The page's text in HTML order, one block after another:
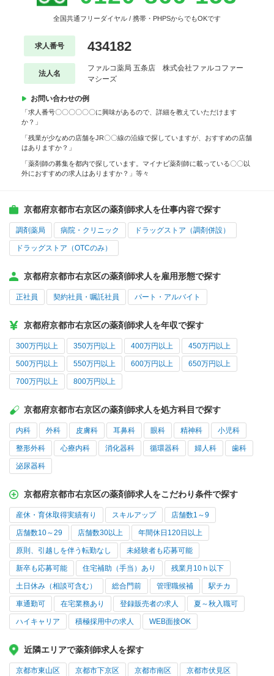
全国共通フリーダイヤル / 携帯・PHPSからでもOKです
求人番号 434182
法人名
ファルコ薬局 五条店 株式会社ファルコファー
マシーズ
お問い合わせの例
「求人番号〇〇〇〇〇〇に興味があるので、詳細を教えていただけます
か？」
「残業が少なめの店舗をJR〇〇線の沿線で探していますが、おすすめの店舗
はありますか？」
「薬剤師の募集を都内で探しています。マイナビ薬剤師に載っている〇〇以
外におすすめの求人はありますか？」等々
京都府京都市右京区の薬剤師求人を仕事内容で探す
調剤薬局 病院・クリニック ドラッグストア（調剤併設）
ドラッグストア（OTCのみ）
京都府京都市右京区の薬剤師求人を雇用形態で探す
正社員 契約社員・嘱託社員 パート・アルバイト
京都府京都市右京区の薬剤師求人を年収で探す
300万円以上 350万円以上 400万円以上 450万円以上
500万円以上 550万円以上 600万円以上 650万円以上
700万円以上 800万円以上
京都府京都市右京区の薬剤師求人を処方科目で探す
内科 外科 皮膚科 耳鼻科 眼科 精神科 小児科
整形外科 心療内科 消化器科 循環器科 婦人科 歯科
泌尿器科
京都府京都市右京区の薬剤師求人をこだわり条件で探す
産休・育休取得実績有り スキルアップ 店舗数1～9
店舗数10～29 店舗数30以上 年間休日120日以上
原則、引越しを伴う転勤なし 未経験者も応募可能
新卒も応募可能 住宅補助（手当）あり 残業月10ｈ以下
土日休み（相談可含む） 総合門前 管理職候補 駅チカ
車通勤可 在宅業務あり 登録販売者の求人 夏～秋入職可
ハイキャリア 積極採用中の求人 WEB面接OK
近隣エリアで薬剤師求人を探す
京都市東山区 京都市下京区 京都市南区 京都市伏見区